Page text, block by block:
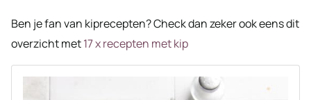
Ben je fan van kiprecepten? Check dan zeker ook eens dit
overzicht met17 x recepten met kip